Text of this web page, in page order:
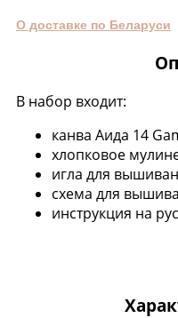
О доставке по Беларуси
В набор входит:
канва Аида 14
хлопковое
игла для
схема для
инструкция на